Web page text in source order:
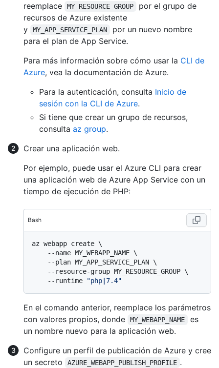
reemplace
MY_RESOURCE_GROUP
por el grupo de
recursos de Azure existente
y
MY_APP_SERVICE_PLAN
por un nuevo nombre
para el plan de App Service.
Para más información sobre cómo usar la CLI de
Azure, vea la documentación de Azure.
Para la autenticación, consulta Inicio de
sesión con la CLI de Azure.
Si tiene que crear un grupo de recursos,
consulta az group.
Crear una aplicación web.
Por ejemplo, puede usar el Azure CLI para crear
una aplicación web de Azure App Service con un
tiempo de ejecución de PHP:
Bash
az webapp create \
    --runtime
"php|7.4"
En el comando anterior, reemplace los parámetros
con valores propios, donde
MY_WEBAPP_NAME
es
un nombre nuevo para la aplicación web.
Configure un perfil de publicación de Azure y cree
un secreto
AZURE_WEBAPP_PUBLISH_PROFILE .